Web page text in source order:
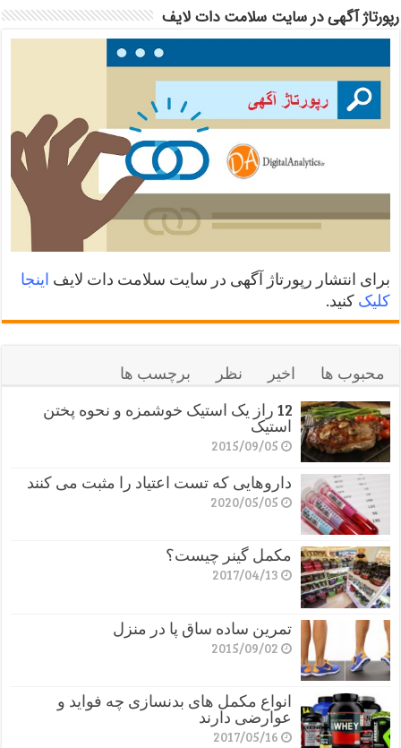
رپورتاژ آگهی در سایت سلامت دات لایف
برای انتشار رپورتاژ آگهی در سایت سلامت دات لایف اینجا
کلیک کنید.
محبوب ها اخیر نظر
برچسب ها
12 راز یک استیک خوشمزه و نحوه پختن
استیک
2015/09/05
داروهایی که تست اعتیاد را مثبت می کنند
2020/05/05
مکمل گینر چیست؟
2017/04/13
تمرین ساده ساق پا در منزل
2015/09/02
انواع مکمل های بدنسازی چه فواید و
عوارضی دارند
2017/05/16